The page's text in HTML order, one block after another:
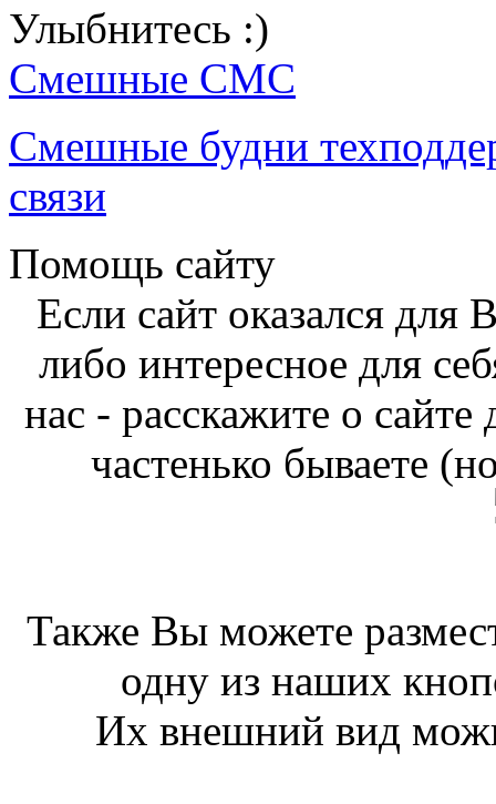
Улыбнитесь :)
Смешные СМС
Смешные будни
связи
Помощь сайту
Если сайт оказался
либо интересное для
нас - расскажите о
частенько бываете
Также Вы можете
одну из наших
Их внешний вид